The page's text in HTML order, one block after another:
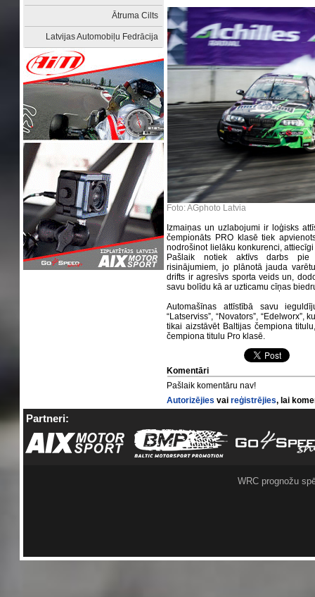
Ātruma Cilts
Latvijas Automobiļu Fedrācija
Foto: AGphoto Latvia
Izmaiņas un uzlabojumi ir loģisks
čempionāts PRO klasē tiek
nodrošinot lielāku konkurenci,
Pašlaik notiek aktīvs darbs pie
risinājumiem, jo plānotā jauda
drifts ir agresīvs sporta veids un,
savu bolīdu kā ar uzticamu cīņas
Automašīnas attīstībā savu
“Latserviss”, “Novators”,
tikai aizstāvēt Baltijas čempiona
čempiona titulu Pro klasē.
Komentāri
Pašlaik komentāru nav!
Autorizējies vaireģistrējies, lai
Partneri:
WRC prognožu